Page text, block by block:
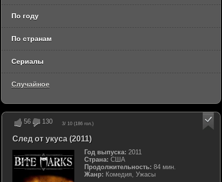
56 130 3/ 10 (186 гол.)
След от укуса (2011)
Год выпуска: 2011
Страна: США
Продолжительность: 84 мин.
Жанр: Комедия, Ужасы
По году
По странам
Сериалы
Случайное